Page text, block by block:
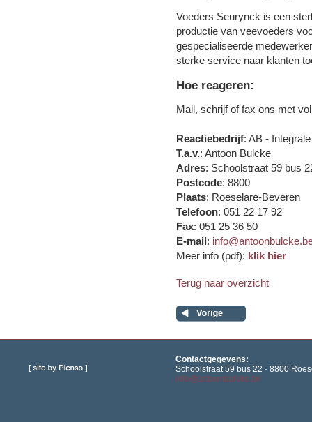
Voeders Seurynck is een
productie van veevoeders
gespecialiseerde
sterke service naar klanten
Hoe reageren:
Mail, schrijf of fax ons met
Reactiebedrijf: AB -
T.a.v.: Antoon Bulcke
Adres: Schoolstraat 59 bus
Postcode: 8800
Plaats: Roeselare-Beveren
Telefoon: 051 22 17 92
Fax: 051 25 36 50
E-mail :
Meer info (pdf): klik hier
Terug naar overzicht
Contactgegevens:
Schoolstraat 59 bus 22 · 8800
info@antoonbulcke.be